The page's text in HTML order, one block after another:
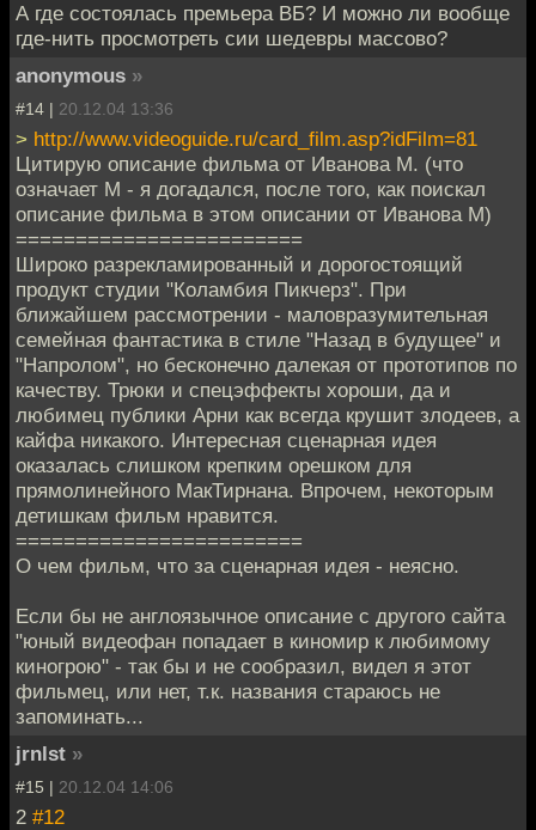
А где состоялась премьера ВБ? И можно ли вообще
где-нить просмотреть сии шедевры массово?
anonymous »
#14 | 20.12.04 13:36
> http://www.videoguide.ru/card_film.asp?idFilm=81
Цитирую описание фильма от Иванова М. (что
означает М - я догадался, после того, как поискал
описание фильма в этом описании от Иванова М)
========================
Широко разрекламированный и дорогостоящий
продукт студии "Коламбия Пикчерз". При
ближайшем рассмотрении - маловразумительная
семейная фантастика в стиле "Назад в будущее" и
"Напролом", но бесконечно далекая от прототипов по
качеству. Трюки и спецэффекты хороши, да и
любимец публики Арни как всегда крушит злодеев, а
кайфа никакого. Интересная сценарная идея
оказалась слишком крепким орешком для
прямолинейного МакТирнана. Впрочем, некоторым
детишкам фильм нравится.
========================
О чем фильм, что за сценарная идея - неясно.
Если бы не англоязычное описание с другого сайта
"юный видеофан попадает в киномир к любимому
киногрою" - так бы и не сообразил, видел я этот
фильмец, или нет, т.к. названия стараюсь не
запоминать...
jrnlst »
#15 | 20.12.04 14:06
2 #12